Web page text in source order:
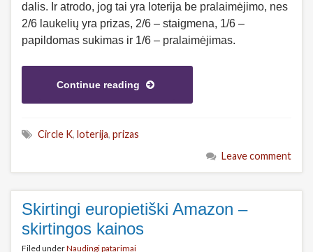
dalis. Ir atrodo, jog tai yra loterija be pralaimėjimo, nes
2/6 laukelių yra prizas, 2/6 – staigmena, 1/6 –
papildomas sukimas ir 1/6 – pralaimėjimas.
Continue reading
Circle K, loterija, prizas
Leave comment
Skirtingi europietiški Amazon –
skirtingos kainos
Filed underNaudingi patarimai